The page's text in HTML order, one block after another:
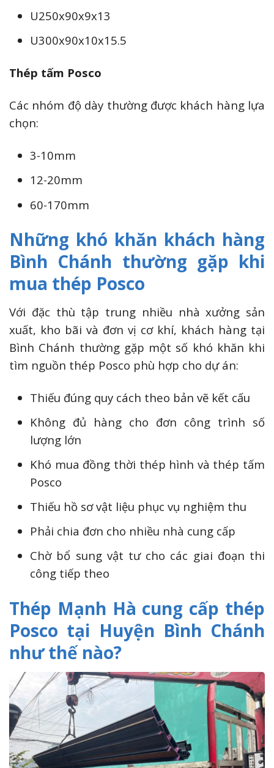
U250x90x9x13
U300x90x10x15.5
Thép tấm Posco
Các nhóm độ dày thường được khách hàng lựa
chọn:
3-10mm
12-20mm
60-170mm
Những khó khăn khách hàng
Bình Chánh thường gặp khi
mua thép Posco
Với đặc thù tập trung nhiều nhà xưởng sản
xuất, kho bãi và đơn vị cơ khí, khách hàng tại
Bình Chánh thường gặp một số khó khăn khi
tìm nguồn thép Posco phù hợp cho dự án:
Thiếu đúng quy cách theo bản vẽ kết cấu
Không đủ hàng cho đơn công trình số
lượng lớn
Khó mua đồng thời thép hình và thép tấm
Posco
Thiếu hồ sơ vật liệu phục vụ nghiệm thu
Phải chia đơn cho nhiều nhà cung cấp
Chờ bổ sung vật tư cho các giai đoạn thi
công tiếp theo
Thép Mạnh Hà cung cấp thép
Posco tại Huyện Bình Chánh
như thế nào?